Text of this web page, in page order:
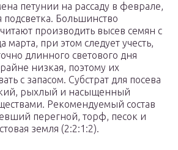
петунии на рассаду в феврале,
подсветка. Большинство
производить высев семян с
марта, при этом следует учесть,
длинного светового дня
низкая, поэтому их
с запасом. Субстрат для посева
рыхлый и насыщенный
Рекомендуемый состав
перегной, торф, песок и
земля (2:2:1:2).